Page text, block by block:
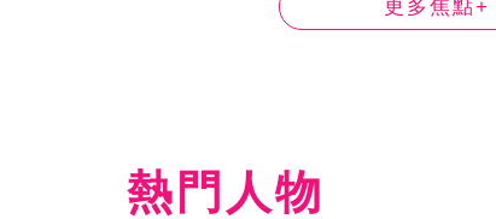
更多焦點+
熱門人物